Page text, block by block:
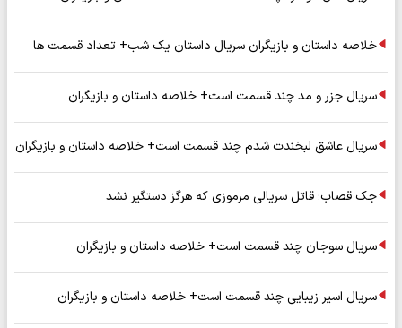
خلاصه داستان و بازیگران سریال داستان یک شب+ تعداد قسمت ها
سریال جزر و مد چند قسمت است+ خلاصه داستان و بازیگران
سریال عاشق لبخندت شدم چند قسمت است+ خلاصه داستان و بازیگران
جک قصاب؛ قاتل سریالی مرموزی که هرگز دستگیر نشد
سریال سوجان چند قسمت است+ خلاصه داستان و بازیگران
سریال اسیر زیبایی چند قسمت است+ خلاصه داستان و بازیگران